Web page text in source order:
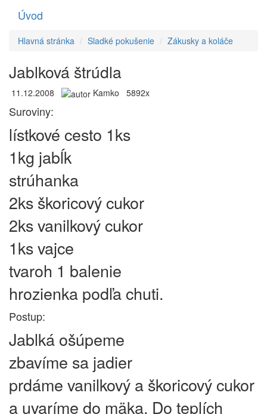
Úvod
Hlavná stránka Sladké pokušenie Zákusky a koláče
Jablková štrúdla
11.12.2008 Kamko 5892x
Suroviny:
lístkové cesto 1ks
1kg jabĺk
strúhanka
2ks škoricový cukor
2ks vanilkový cukor
1ks vajce
tvaroh 1 balenie
hrozienka podľa chuti.
Postup:
Jablká ošúpeme
zbavíme sa jadier
prdáme vanilkový a škoricový cukor
a uvaríme do mäka. Do teplích